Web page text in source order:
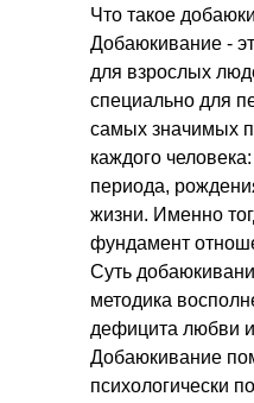
Что такое
Добаюкивание -
для взрослых
специально для
самых значимых
каждого
периода,
жизни. Именно
фундамент
Суть
методика
дефицита любви
Добаюкивание
психологически